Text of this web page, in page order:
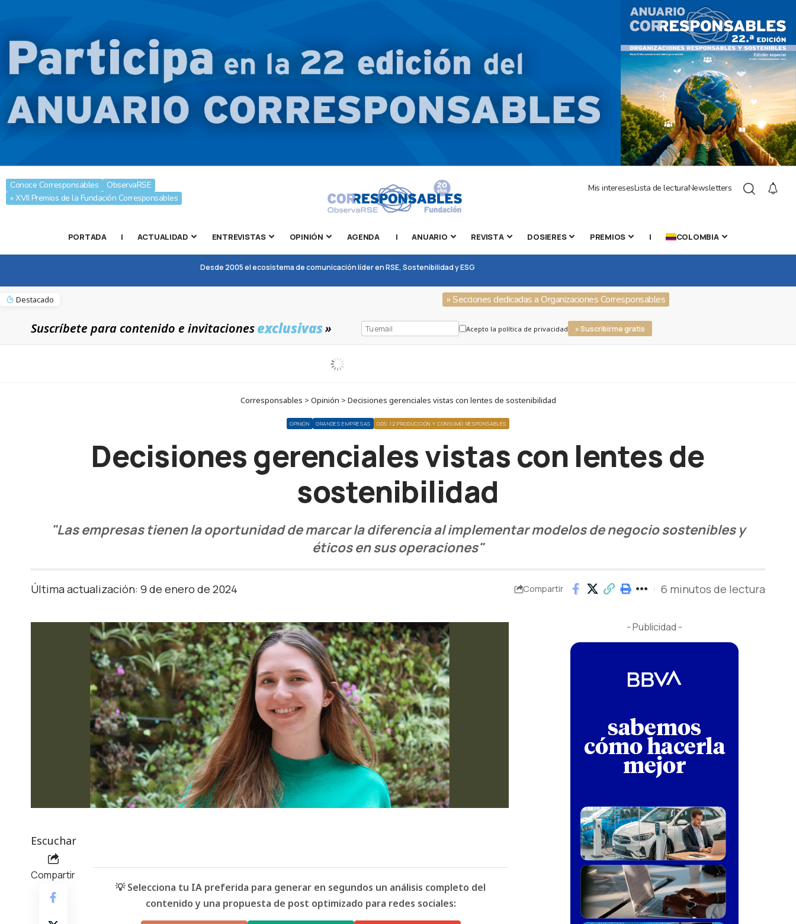
Conoce Corresponsables
ObservaRSE
» XVII Premios de la Fundación Corresponsables
Mis interesesLista de lecturaNewsletters
PORTADA | ACTUALIDAD ENTREVISTAS OPINIÓN AGENDA | ANUARIO REVISTA DOSIERES PREMIOS | COLOMBIA
Desde 2005 el ecosistema de comunicación líder en RSE, Sostenibilidad y ESG
Destacado » Secciones dedicadas a Organizaciones Corresponsables
Suscríbete para contenido e invitacionesexclusivas» Acepto la política de privacidad » Suscribirme gratis
Corresponsables > Opinión > Decisiones gerenciales vistas con lentes de sostenibilidad
OPINIÓN GRANDES EMPRESAS ODS 12 PRODUCCIÓN Y CONSUMO RESPONSABLES
Decisiones gerenciales vistas con lentes de
sostenibilidad
"Las empresas tienen la oportunidad de marcar la diferencia al implementar modelos de negocio sostenibles y
éticos en sus operaciones"
Última actualización: 9 de enero de 2024 Compartir 6 minutos de lectura
Escuchar
Compartir
💡 Selecciona tu IA preferida para generar en segundos un análisis completo del
contenido y una propuesta de post optimizado para redes sociales:
- Publicidad -